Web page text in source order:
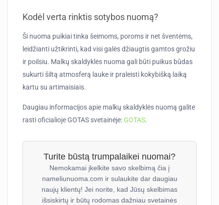
Kodėl verta rinktis sotybos nuomą?
Ši nuoma puikiai tinka šeimoms, poroms ir net šventėms,
leidžianti užtikrinti, kad visi galės džiaugtis gamtos grožiu
ir poilsiu. Malkų skaldyklės nuoma gali būti puikus būdas
sukurti šiltą atmosferą lauke ir praleisti kokybišką laiką
kartu su artimaisiais.
Daugiau informacijos apie malkų skaldyklės nuomą galite
rasti oficialioje GOTAS svetainėje:GOTAS.
Turite būstą trumpalaikei nuomai?
Nemokamai įkelkite savo skelbimą čia į
nameliunuoma.com ir sulaukite dar daugiau
naujų klientų! Jei norite, kad Jūsų skelbimas
išsiskirtų ir būtų rodomas dažniau svetainės